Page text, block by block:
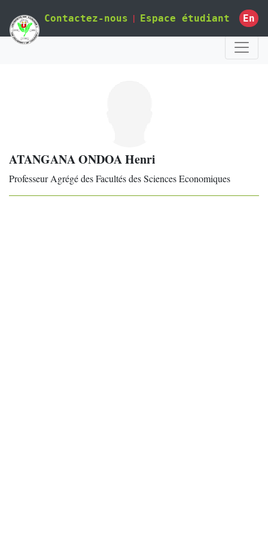
Contactez-nous | Espace étudiant En
ATANGANA ONDOA Henri
Professeur Agrégé des Facultés des Sciences Economiques